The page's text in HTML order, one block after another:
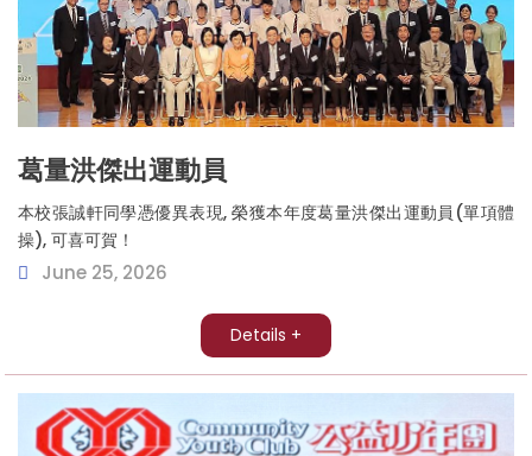
葛量洪傑出運動員
本校張誠軒同學憑優異表現, 榮獲本年度葛量洪傑出運動員(單項體
操), 可喜可賀！
June 25, 2026
Details +